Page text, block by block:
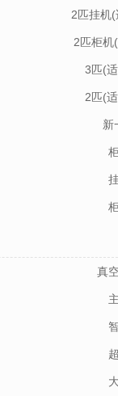
2匹挂机(
2匹柜机
3匹(
2匹(
新
真